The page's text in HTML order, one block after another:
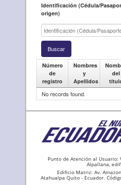
Identificación (Cédula/
origen)
Buscar
Número
de
registro
Nombres
y
Apellidos
del
No records found.
Punto de Atención al Usuario:
Alpallana,
Edificio Matriz: Av.
Atahualpa Quito - Ecuador.